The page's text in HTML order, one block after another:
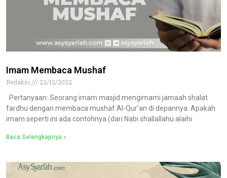
Imam Membaca Mushaf
Redaksi
22/12/2022
Pertanyaan: Seorang imam masjid mengimami jamaah shalat
fardhu dengan membaca mushaf Al-Qur’an di depannya. Apakah
imam seperti ini ada contohnya (dari Nabi shallallahu alaihi
Baca Selengkapnya »